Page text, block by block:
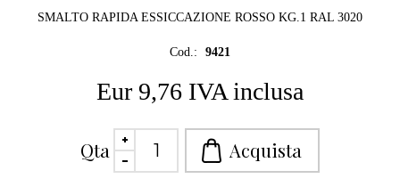
SMALTO RAPIDA ESSICCAZIONE ROSSO KG.1 RAL 3020
Cod.: 9421
Eur 9,76 IVA inclusa
Qta